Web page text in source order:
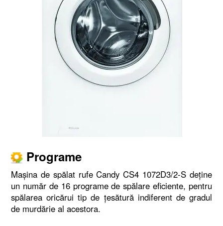
Programe
Maşina de spălat rufe Candy CS4 1072D3/2-S deţine
un număr de 16 programe de spălare eficiente, pentru
spălarea oricărui tip de ţesătură indiferent de gradul
de murdărie al acestora.